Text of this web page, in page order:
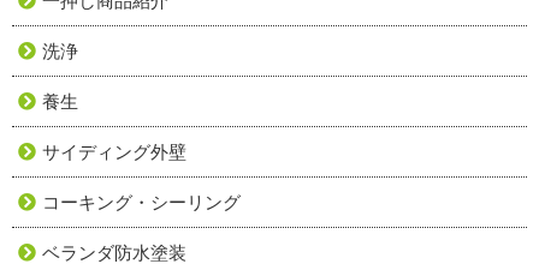
洗浄
養生
サイディング外壁
コーキング・シーリング
ベランダ防水塗装